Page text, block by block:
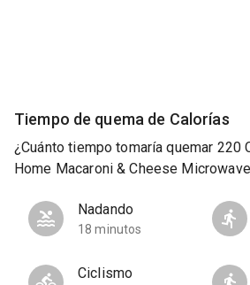
Tiempo de quema de Calorías
¿Cuánto tiempo tomaría quemar 220
Home Macaroni & Cheese
Nadando
18 minutos
Ciclismo